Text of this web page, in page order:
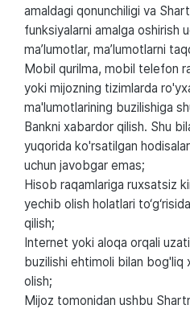
amaldagi qonunchiligi va
funksiyalarni amalga oshirish
ma’lumotlar, ma’lumotlarni
Mobil qurilma, mobil telefon
yoki mijozning tizimlarda
ma'lumotlarining buzilishiga
Bankni xabardor qilish. Shu
yuqorida ko'rsatilgan
uchun javobgar emas;
Hisob raqamlariga ruxsatsiz
yechib olish holatlari
qilish;
Internet yoki aloqa orqali
buzilishi ehtimoli bilan bog'liq
olish;
Mijoz tomonidan ushbu